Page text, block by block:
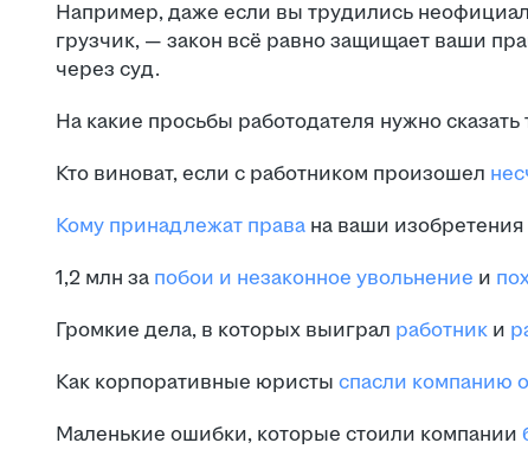
Например, даже если вы трудились
грузчик, — закон всё равно защищает ваши
через суд.
На какие просьбы работодателя нужно сказать
Кто виноват, если с работником произошел
Кому принадлежат права на ваши
1,2 млн за побои и незаконное увольнение и
Громкие дела, в которых выиграл работник и
Как корпоративные юристы спасли компанию
Маленькие ошибки, которые стоили компании